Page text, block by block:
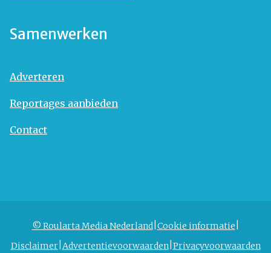
Samenwerken
Adverteren
Reportages aanbieden
Contact
© Roularta Media Nederland Cookie informatie
Disclaimer Advertentievoorwaarden Privacyvoorwaarden